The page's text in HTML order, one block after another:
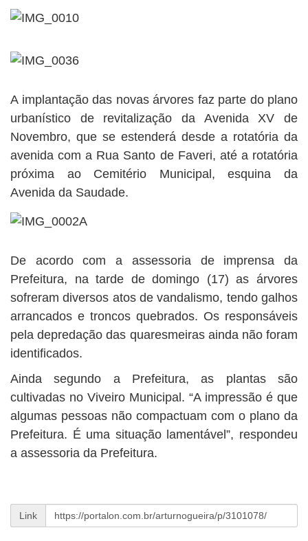
A implantação das novas árvores faz parte do plano
urbanístico de revitalização da Avenida XV de
Novembro, que se estenderá desde a rotatória da
avenida com a Rua Santo de Faveri, até a rotatória
próxima ao Cemitério Municipal, esquina da
Avenida da Saudade.
De acordo com a assessoria de imprensa da
Prefeitura, na tarde de domingo (17) as árvores
sofreram diversos atos de vandalismo, tendo galhos
arrancados e troncos quebrados. Os responsáveis
pela depredação das quaresmeiras ainda não foram
identificados.
Ainda segundo a Prefeitura, as plantas são
cultivadas no Viveiro Municipal. “A impressão é que
algumas pessoas não compactuam com o plano da
Prefeitura. É uma situação lamentável”, respondeu
a assessoria da Prefeitura.
Link